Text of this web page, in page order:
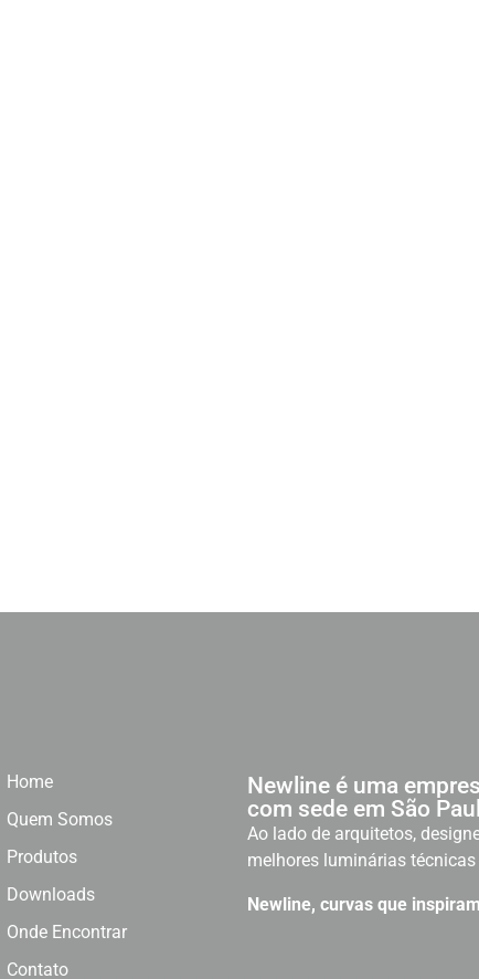
Home
Quem Somos
Produtos
Downloads
Onde Encontrar
Contato
Newline é uma
com sede em São
Ao lado de arquitetos,
melhores luminárias
Newline, curvas que